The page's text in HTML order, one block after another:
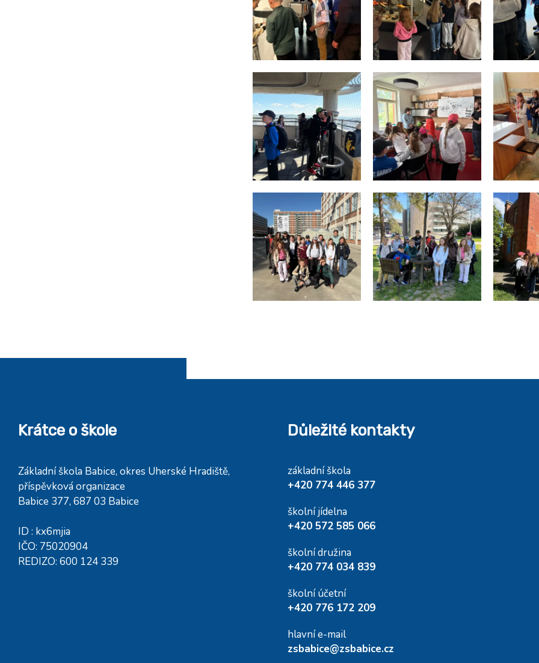
Krátce o škole
Základní škola Babice, okres Uherské Hradiště,
příspěvková organizace
Babice 377, 687 03 Babice
ID : kx6mjia
IČO: 75020904
REDIZO: 600 124 339
Důležité kontakty
základní škola
+420 774 446 377
školní jídelna
+420 572 585 066
školní družina
+420 774 034 839
školní účetní
+420 776 172 209
hlavní e-mail
zsbabice@zsbabice.cz